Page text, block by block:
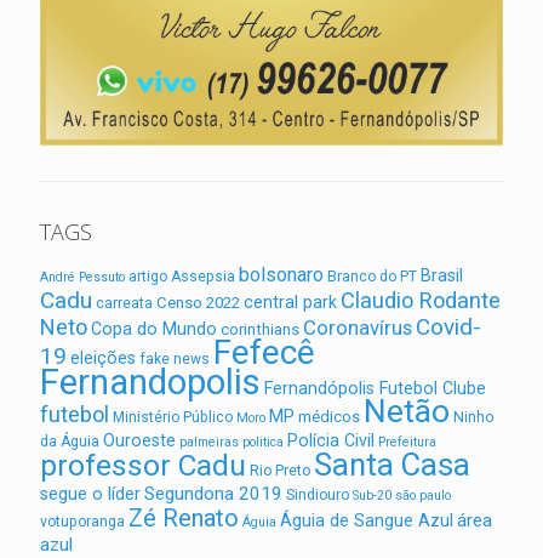
TAGS
André Pessuto artigo Assepsia bolsonaro Branco do PT Brasil
Cadu carreata Censo 2022 central park Claudio Rodante
NetoCopa do Mundo corinthians Coronavírus Covid-
19 eleições fake news Fefecê
Fernandopolis Fernandópolis Futebol Clube
futebol Ministério Público Moro MP médicos Netão Ninho
da Águia Ouroeste palmeiras politica Polícia Civil Prefeitura
professor Cadu Rio Preto Santa Casa
segue o líderSegundona 2019 Sindiouro Sub-20 são paulo
votuporanga Zé Renato Águia Águia de Sangue Azul área
azul